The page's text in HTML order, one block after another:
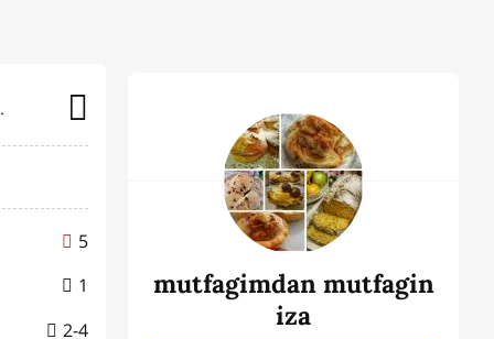
5
1
2-4
mutfagimdan mutfagin
iza